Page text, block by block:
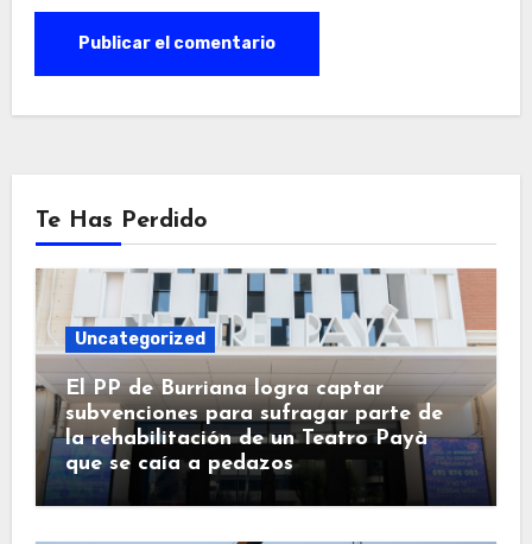
Te Has Perdido
Uncategorized
El PP de Burriana logra captar
subvenciones para sufragar parte de
la rehabilitación de un Teatro Payà
que se caía a pedazos